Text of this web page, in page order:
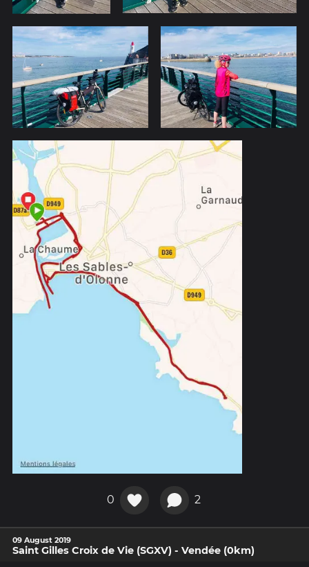
0 2
09 August 2019
Saint Gilles Croix de Vie (SGXV) - Vendée (0km)